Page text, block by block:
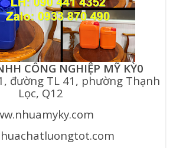
CÔNG NGHIỆP MỸ KỲ0
đường TL 41, phường Thạnh
Lọc, Q12